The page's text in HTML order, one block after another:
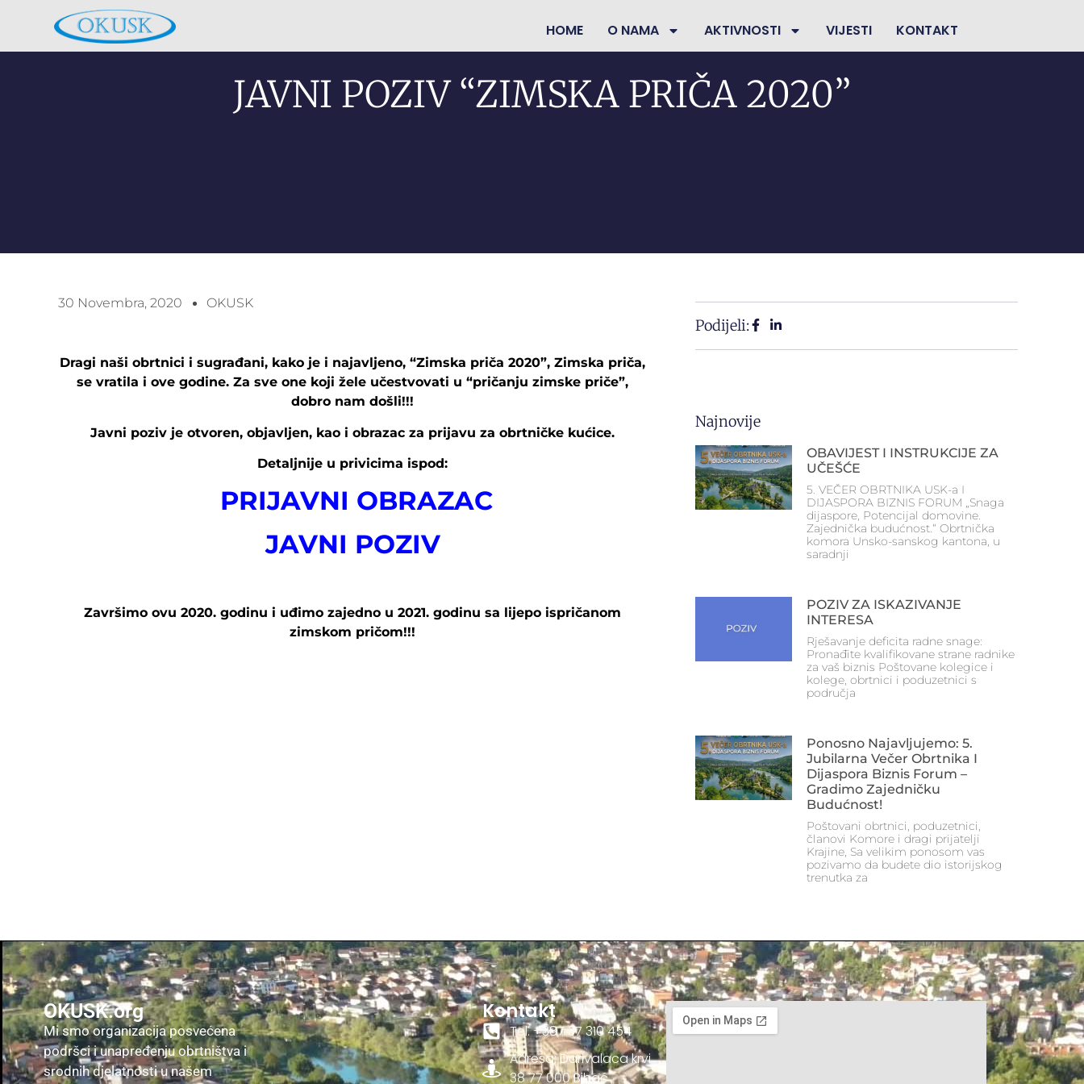
HOME O NAMA AKTIVNOSTI VIJESTI KONTAKT
JAVNI POZIV “ZIMSKA PRIČA 2020”
30 Novembra, 2020 OKUSK
Dragi naši obrtnici i sugrađani, kako je i najavljeno, “Zimska priča 2020”, Zimska priča,
se vratila i ove godine. Za sve one koji žele učestvovati u “pričanju zimske priče”,
dobro nam došli!!!
Javni poziv je otvoren, objavljen, kao i obrazac za prijavu za obrtničke kućice.
Detaljnije u privicima ispod:
PRIJAVNI OBRAZAC
JAVNI POZIV
Završimo ovu 2020. godinu i uđimo zajedno u 2021. godinu sa lijepo ispričanom
zimskom pričom!!!
Podijeli:
Najnovije
OBAVIJEST I INSTRUKCIJE ZA
UČEŠĆE
5. VEČER OBRTNIKA USK-a I
DIJASPORA BIZNIS FORUM „Snaga
dijaspore, Potencijal domovine.
Zajednička budućnost.“ Obrtnička
komora Unsko-sanskog kantona, u
saradnji
POZIV ZA ISKAZIVANJE
INTERESA
Rješavanje deficita radne snage:
Pronađite kvalifikovane strane radnike
za vaš biznis Poštovane kolegice i
kolege, obrtnici i poduzetnici s
područja
Ponosno Najavljujemo: 5.
Jubilarna Večer Obrtnika I
Dijaspora Biznis Forum –
Gradimo Zajedničku
Budućnost!
Poštovani obrtnici, poduzetnici,
članovi Komore i dragi prijatelji
Krajine, Sa velikim ponosom vas
pozivamo da budete dio istorijskog
trenutka za
OKUSK.org
Mi smo organizacija posvećena
podršci i unapređenju obrtništva i
srodnih djelatnosti u našem
Kontakt
Tel. +387 37 310 454
Adresa: Darivalaca krvi
38 77 000 Bihać